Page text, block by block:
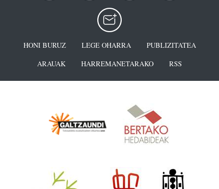
HONI BURUZ LEGE OHARRA
PUBLIZITATEA
ARAUAK
HARREMANETARAKO RSS